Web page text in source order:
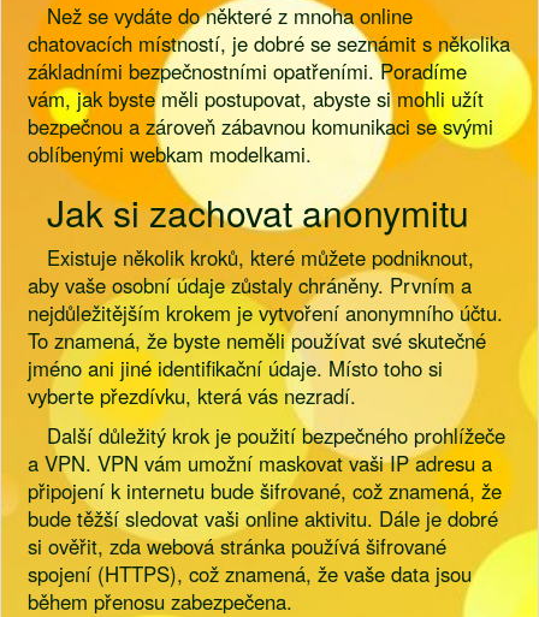
Než se vydáte do některé z mnoha online
chatovacích místností, je dobré se seznámit s několika
základními bezpečnostními opatřeními. Poradíme
vám, jak byste měli postupovat, abyste si mohli užít
bezpečnou a zároveň zábavnou komunikaci se svými
oblíbenými webkam modelkami.
Jak si zachovat anonymitu
Existuje několik kroků, které můžete podniknout,
aby vaše osobní údaje zůstaly chráněny. Prvním a
nejdůležitějším krokem je vytvoření anonymního účtu.
To znamená, že byste neměli používat své skutečné
jméno ani jiné identifikační údaje. Místo toho si
vyberte přezdívku, která vás nezradí.
Další důležitý krok je použití bezpečného prohlížeče
a VPN. VPN vám umožní maskovat vaši IP adresu a
připojení k internetu bude šifrované, což znamená, že
bude těžší sledovat vaši online aktivitu. Dále je dobré
si ověřit, zda webová stránka používá šifrované
spojení (HTTPS), což znamená, že vaše data jsou
během přenosu zabezpečena.